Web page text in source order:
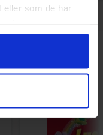
eller som de har